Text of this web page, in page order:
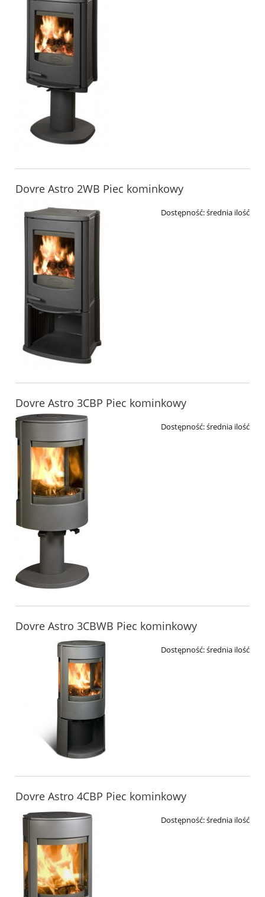
Dovre Astro 2WB Piec kominkowy
Dostępność:średnia ilość
Dovre Astro 3CBP Piec kominkowy
Dostępność:średnia ilość
Dovre Astro 3CBWB Piec kominkowy
Dostępność:średnia ilość
Dovre Astro 4CBP Piec kominkowy
Dostępność:średnia ilość